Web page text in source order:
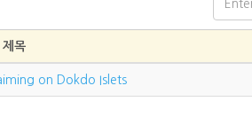
제목
on Dokdo Islets